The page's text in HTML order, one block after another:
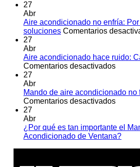
27
Abr
Aire acondicionado no enfría:
soluciones Comentarios
27
Abr
Aire acondicionado hace ruido:
Comentarios desactivadosen
hace
ruido:
qué
hacer
27
Abr
Mando de aire acondicionado
Comentarios desactivadosen
aire
27
Abr
¿Por qué es tan importante el
Acondicionado de Ventana?No